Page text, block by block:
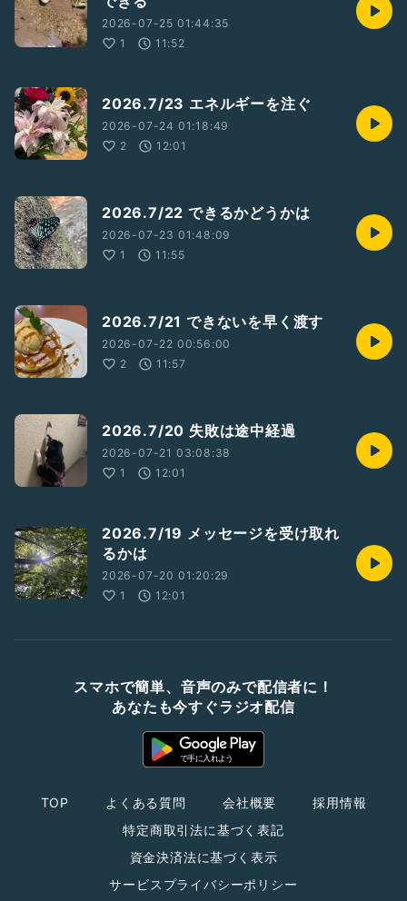
2026-07-25 01:44:35
1
11:52
2026.7/23 エネルギーを注ぐ
2026-07-24 01:18:49
2
12:01
2026.7/22 できるかどうかは
2026-07-23 01:48:09
1
11:55
2026.7/21 できないを早く渡す
2026-07-22 00:56:00
2
11:57
2026.7/20 失敗は途中経過
2026-07-21 03:08:38
1
12:01
2026.7/19 メッセージを受け取れ
るかは
2026-07-20 01:20:29
1
12:01
スマホで簡単、音声のみで配信者に！
あなたも今すぐラジオ配信
TOP よくある質問 会社概要
採用情報
特定商取引法に基づく表記
資金決済法に基づく表示
サービスプライバシーポリシー